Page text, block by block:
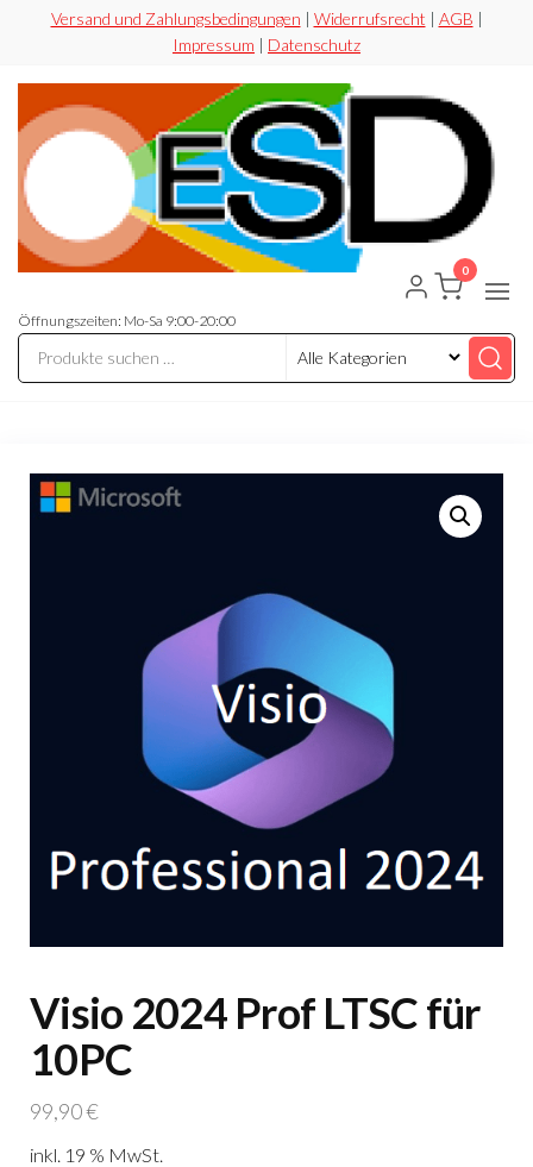
springen
Versand und Zahlungsbedingungen | Widerrufsrecht | AGB |
Impressum | Datenschutz
Handel
Preiswert
Öffnungszeiten: Mo-Sa 9:00-20:00
0
Visio 2024 Prof LTSC für
10PC
99,90€
inkl. 19 % MwSt.